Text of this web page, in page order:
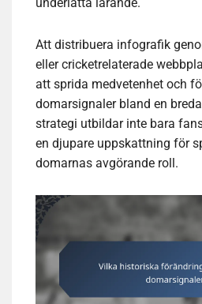
Att distribuera infografik
eller cricketrelaterade
att sprida medvetenhet och
domarsignaler bland en
strategi utbildar inte bara
en djupare uppskattning för
domarnas avgörande roll.